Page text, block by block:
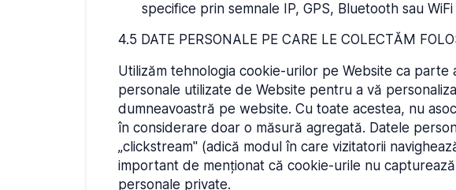
specifice prin semnale IP, GPS, Bluetooth sau
4.5 DATE PERSONALE PE CARE LE COLECTĂM
Utilizăm tehnologia cookie-urilor pe Website ca
personale utilizate de Website pentru a vă
dumneavoastră pe website. Cu toate acestea, nu
în considerare doar o măsură agregată. Datele
„clickstream" (adică modul în care vizitatorii
important de menționat că cookie-urile nu
personale private.